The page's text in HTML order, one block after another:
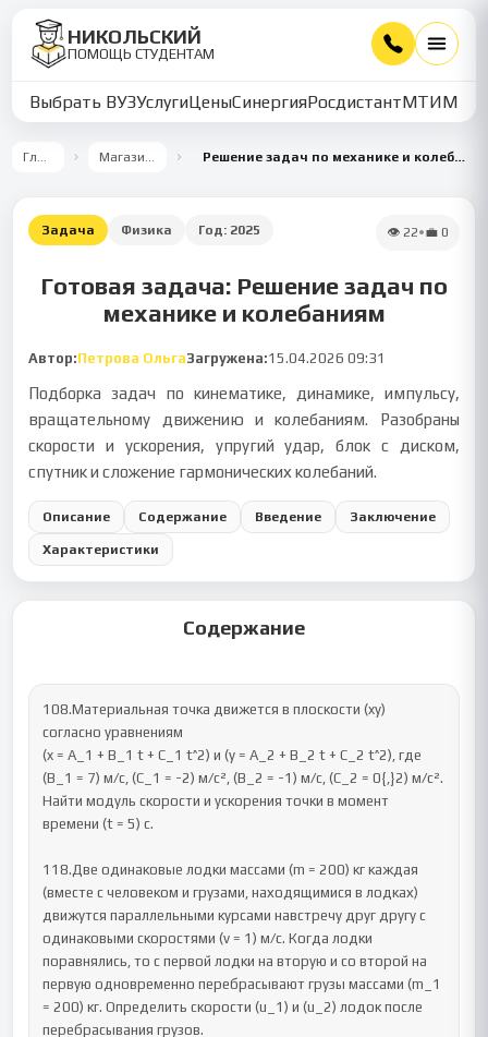
НИКОЛЬСКИЙ
ПОМОЩЬ СТУДЕНТАМ
Выбрать ВУЗУслугиЦеныСинергияРосдистантМТИММУ
Главная Магазин работ Решение задач по механике и колебаниям на примерах
Задача Физика Год: 2025 👁 22•💼 0
Готовая задача: Решение задач по
механике и колебаниям
Автор:Петрова ОльгаЗагружена:15.04.2026 09:31
Подборка задач по кинематике, динамике, импульсу,
вращательному движению и колебаниям. Разобраны
скорости и ускорения, упругий удар, блок с диском,
спутник и сложение гармонических колебаний.
Описание Содержание Введение Заключение
Характеристики
Содержание
108.Материальная точка движется в плоскости (xy)
согласно уравнениям
(x = A_1 + B_1 t + C_1 t^2) и (y = A_2 + B_2 t + C_2 t^2), где
(B_1 = 7) м/с, (C_1 = -2) м/с², (B_2 = -1) м/с, (C_2 = 0{,}2) м/с².
Найти модуль скорости и ускорения точки в момент
времени (t = 5) с.
118.Две одинаковые лодки массами (m = 200) кг каждая
(вместе с человеком и грузами, находящимися в лодках)
движутся параллельными курсами навстречу друг другу с
одинаковыми скоростями (v = 1) м/с. Когда лодки
поравнялись, то с первой лодки на вторую и со второй на
первую одновременно перебрасывают грузы массами (m_1
= 200) кг. Определить скорости (u_1) и (u_2) лодок после
перебрасывания грузов.